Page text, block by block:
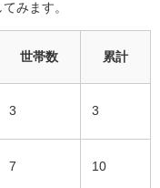
みます。
世帯数 累計
3 3
7 10